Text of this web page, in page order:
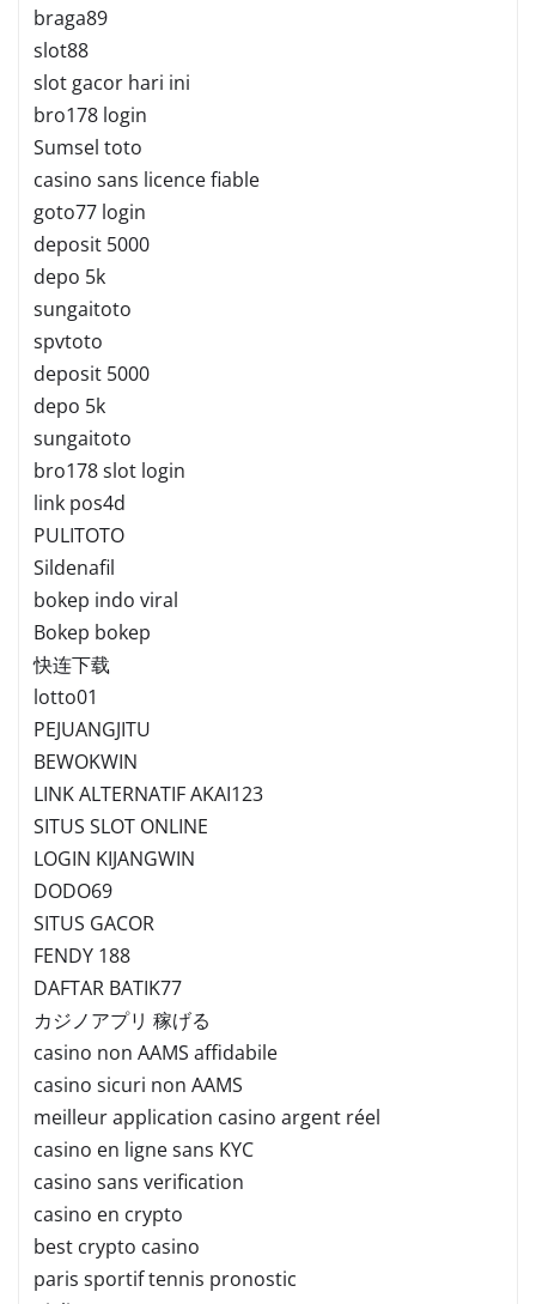
braga89
slot88
slot gacor hari ini
bro178 login
Sumsel toto
casino sans licence fiable
goto77 login
deposit 5000
depo 5k
sungaitoto
spvtoto
deposit 5000
depo 5k
sungaitoto
bro178 slot login
link pos4d
PULITOTO
Sildenafil
bokep indo viral
Bokep bokep
快连下载
lotto01
PEJUANGJITU
BEWOKWIN
LINK ALTERNATIF AKAI123
SITUS SLOT ONLINE
LOGIN KIJANGWIN
DODO69
SITUS GACOR
FENDY 188
DAFTAR BATIK77
カジノアプリ 稼げる
casino non AAMS affidabile
casino sicuri non AAMS
meilleur application casino argent réel
casino en ligne sans KYC
casino sans verification
casino en crypto
best crypto casino
paris sportif tennis pronostic